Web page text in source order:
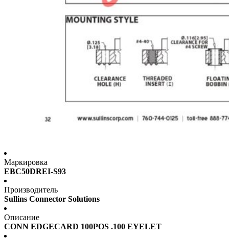
Маркировка
EBC50DREI-S93
Производитель
Sullins Connector Solutions
Описание
CONN EDGECARD 100POS .100 EYELET